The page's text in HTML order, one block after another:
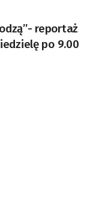
reportaż
po 9.00